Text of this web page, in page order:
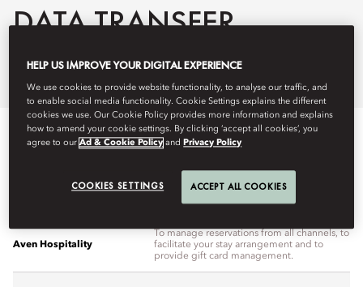
DATA TRANSFER
OUTSIDE THE PRC
Company Name Purpose
Aven Hospitality
To manage reservations from all channels, to
facilitate your stay arrangement and to
provide gift card management.
HELP US IMPROVE YOUR DIGITAL EXPERIENCE
We use cookies to provide website functionality, to analyse our traffic, and
to enable social media functionality. Cookie Settings explains the different
cookies we use. Our Cookie Policy provides more information and explains
how to amend your cookie settings. By clicking ‘accept all cookies’, you
agree to ourAd & Cookie Policy andPrivacy Policy
COOKIES SETTINGS ACCEPT ALL COOKIES